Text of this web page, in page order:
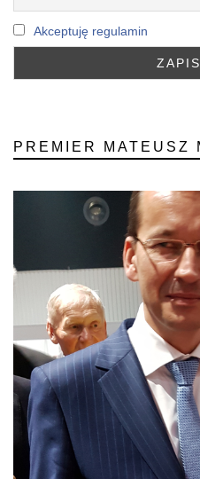
Akceptuję regulamin
PREMIER MATEUSZ